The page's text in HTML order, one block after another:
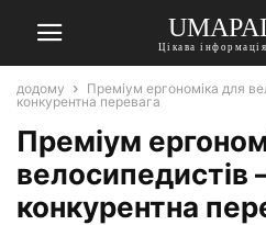
Цікава
додому
Преміум ергономіка для
конкурентна перевага
Преміум
велосипедистів
конкурентна